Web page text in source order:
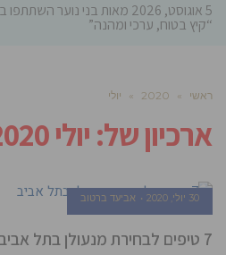
5 אוגוסט, 2026
מאות בני נוער השתתפו
“קיץ בטוח, ערכי ומהנה”
ראשי »
2020
» יולי
ארכיון של:יולי 2020
30 יולי, 2020 אביעד ברטוב
7 טיפים לבחירת מנעולן בתל אביב